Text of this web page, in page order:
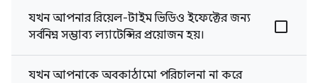
যখন আপনার রিয়েল-টাইম ভিডিও ইফেক্টের জন্য
সর্বনিম্ন সম্ভাব্য ল্যাটেন্সির প্রয়োজন হয়।
যখন আপনাকে অবকাঠামো পরিচালনা না করে